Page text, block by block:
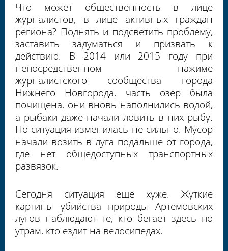
Что может общественность в лице
журналистов, в лице активных граждан
региона? Поднять и подсветить проблему,
заставить задуматься и призвать к
действию. В 2014 или 2015 году при
непосредственном нажиме
журналистского сообщества города
Нижнего Новгорода, часть озер была
почищена, они вновь наполнились водой,
а рыбаки даже начали ловить в них рыбу.
Но ситуация изменилась не сильно. Мусор
начали возить в луга подальше от города,
где нет общедоступных транспортных
развязок.
Сегодня ситуация еще хуже. Жуткие
картины убийства природы Артемовских
лугов наблюдают те, кто бегает здесь по
утрам, кто ездит на велосипедах.